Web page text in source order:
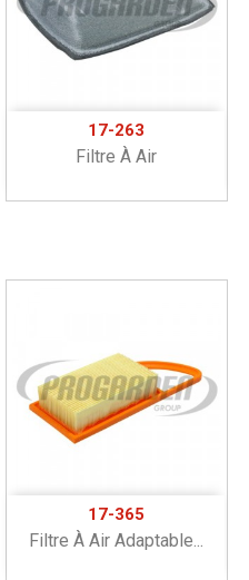
17-263
Filtre À Air
17-365
Filtre À Air Adaptable...